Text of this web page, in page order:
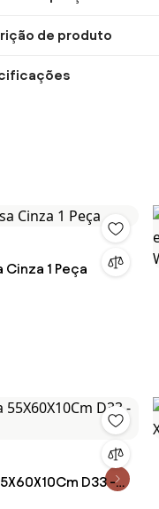
de produto
1 Peça
D33 -